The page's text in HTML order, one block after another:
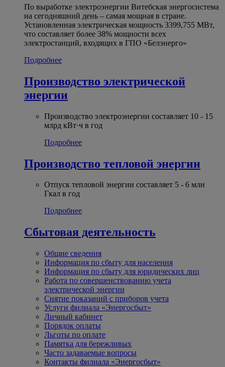
По выработке электроэнергии Витебская энергосистема
на сегодняшний день – самая мощная в стране.
Установленная электрическая мощность 3399,755 МВт,
что составляет более 38% мощности всех
электростанций, входящих в ГПО «Белэнерго»
Подробнее
Производство электрической
энергии
Производство электроэнергии составляет 10 - 15
млрд кВт·ч в год
Подробнее
Производство тепловой энергии
Отпуск тепловой энергии составляет 5 - 6 млн
Гкал в год
Подробнее
Сбытовая деятельность
Общие сведения
Информация по сбыту для населения
Информация по сбыту для юридических лиц
Работа по совершенствованию учета
электрической энергии
Снятие показаний с приборов учета
Услуги филиала «Энергосбыт»
Личный кабинет
Порядок оплаты
Льготы по оплате
Памятка для бережливых
Часто задаваемые вопросы
Контакты филиала «Энергосбыт»